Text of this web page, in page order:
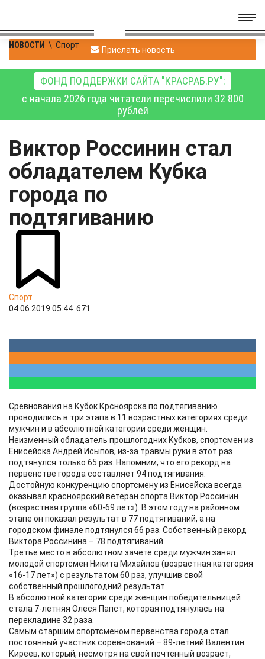
НОВОСТИ \ Спорт Прислать новость
ФОНД ПОДДЕРЖКИ САЙТА "КРАСРАБ.РУ":
с начала 2026 года читатели перечислили 32 800
рублей
Виктор Россинин стал
обладателем Кубка
города по
подтягиванию
Спорт
04.06.2019 05:44 671
Сревнования на Кубок Крсноярска по подтягиванию
проводились в три этапа в 11 возрастных категориях среди
мужчин и в абсолютной категории среди женщин.
Неизменный обладатель прошлогодних Кубков, спортсмен из
Енисейска Андрей Исыпов, из-за травмы руки в этот раз
подтянулся только 65 раз. Напомним, что его рекорд на
первенстве города составляет 94 подтягивания.
Достойную конкуренцию спортсмену из Енисейска всегда
оказывал красноярский ветеран спорта Виктор Россинин
(возрастная группа «60-69 лет»). В этом году на районном
этапе он показал результат в 77 подтягиваний, а на
городском финале подтянулся 66 раз. Собственный рекорд
Виктора Россинина – 78 подтягиваний.
Третье место в абсолютном зачете среди мужчин занял
молодой спортсмен Никита Михайлов (возрастная категория
«16-17 лет») с результатом 60 раз, улучшив свой
собственный прошлогодний результат.
В абсолютной категории среди женщин победительницей
стала 7-летняя Олеся Папст, которая подтянулась на
перекладине 32 раза.
Самым старшим спортсменом первенства города стал
постоянный участник соревнований – 89-летний Валентин
Киреев, который, несмотря на свой почтенный возраст,